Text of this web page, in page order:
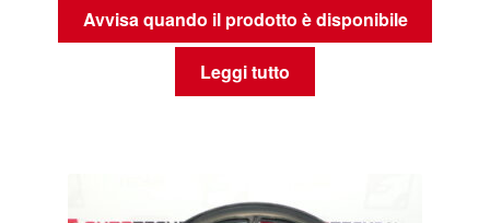
Avvisa quando il prodotto è disponibile
Leggi tutto